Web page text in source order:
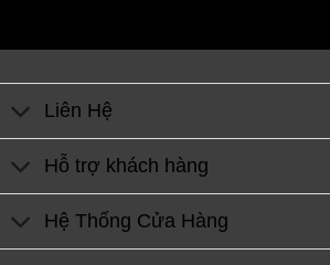
Liên Hệ
Hỗ trợ khách hàng
Hệ Thống Cửa Hàng